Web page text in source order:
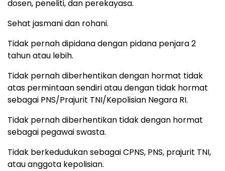
dosen, peneliti, dan perekayasa.
Sehat jasmani dan rohani.
Tidak pernah dipidana dengan pidana penjara 2
tahun atau lebih.
Tidak pernah diberhentikan dengan hormat tidak
atas permintaan sendiri atau dengan tidak hormat
sebagai PNS/Prajurit TNI/Kepolisian Negara RI.
Tidak pernah diberhentikan tidak dengan hormat
sebagai pegawai swasta.
Tidak berkedudukan sebagai CPNS, PNS, prajurit TNI,
atau anggota kepolisian.